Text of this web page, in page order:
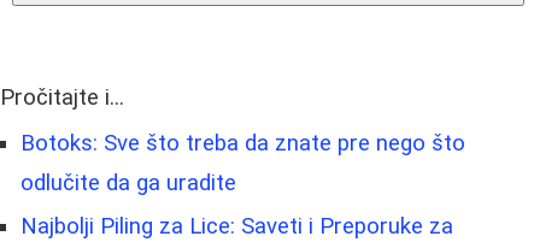
Pročitajte i...
Botoks: Sve što treba da znate pre nego što
odlučite da ga uradite
Najbolji Piling za Lice: Saveti i Preporuke za